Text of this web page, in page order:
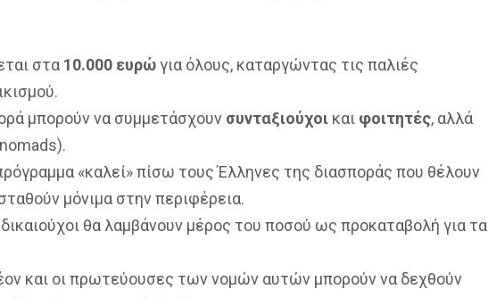
στα 10.000 ευρώγια όλους, καταργώντας τις παλιές
μπορούν να συμμετάσχουν συνταξιούχοι και φοιτητές, αλλά
«καλεί» πίσω τους Έλληνες της διασποράς που θέλουν
μόνιμα στην περιφέρεια.
δικαιούχοι θα λαμβάνουν μέρος του ποσού ως προκαταβολή για τα
και οι πρωτεύουσες των νομών αυτών μπορούν να δεχθούν